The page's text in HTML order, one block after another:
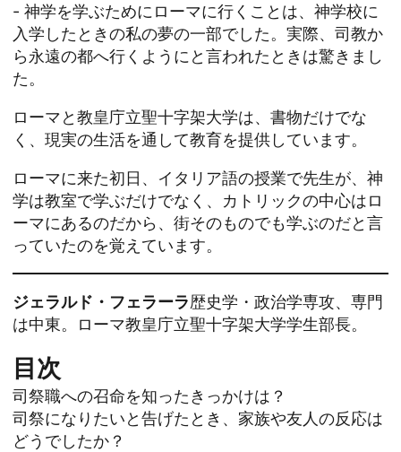
- 神学を学ぶためにローマに行くことは、神学校に
入学したときの私の夢の一部でした。実際、司教か
ら永遠の都へ行くようにと言われたときは驚きまし
た。
ローマと教皇庁立聖十字架大学は、書物だけでな
く、現実の生活を通して教育を提供しています。
ローマに来た初日、イタリア語の授業で先生が、神
学は教室で学ぶだけでなく、カトリックの中心はロ
ーマにあるのだから、街そのものでも学ぶのだと言
っていたのを覚えています。
ジェラルド・フェラーラ歴史学・政治学専攻、専門
は中東。ローマ教皇庁立聖十字架大学学生部長。
目次
司祭職への召命を知ったきっかけは？
司祭になりたいと告げたとき、家族や友人の反応は
どうでしたか？